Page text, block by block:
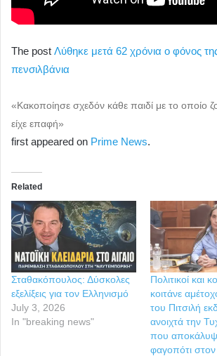
The post Λύθηκε μετά 62 χρόνια ο φόνος
πενσιλβάνια
«Κακοποίησε σχεδόν κάθε παιδί με το οποίο
είχε επαφή»
first appeared on Prime News.
Related
Σταθακόπουλος: Δύσκολες
εξελίξεις για τον Ελληνισμό
July 3, 2026
In "breaking news"
Πολιτικοί και
κοιτάνε
του Πιτσιλή
ανοιχτά την
που
φαγοπότι